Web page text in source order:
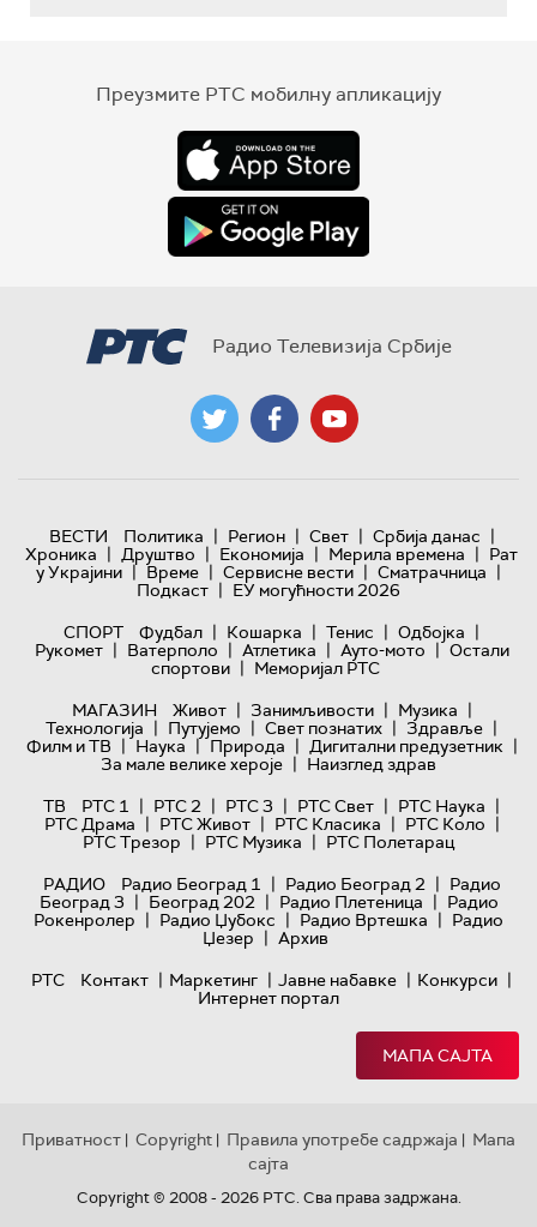
Преузмите РТС мобилну апликацију
Радио Телевизија Србије
ВЕСТИ Политика | Регион | Свет | Србија данас |
Хроника | Друштво | Економија | Мерила времена | Рат
у Украјини | Време | Сервисне вести | Сматрачница |
Подкаст | ЕУ могућности 2026
СПОРТ
Фудбал | Кошарка | Тенис | Одбојка |
Рукомет | Ватерполо | Атлетика | Ауто-мото | Остали
спортови | Меморијал РТС
МАГАЗИН
Живот | Занимљивости | Музика |
Технологијa | Путујемо | Свет познатих | Здравље |
Филм и ТВ | Наука | Природа | Дигитални предузетник |
За мале велике хероје | Наизглед здрав
ТВ
РТС 1 | РТС 2 | РТС 3 | РТС Свет | РТС Наука |
РТС Драма | РТС Живот | РТС Класика | РТС Коло |
РТС Трезор | РТС Музика | РТС Полетарац
РАДИО
Радио Београд 1 | Радио Београд 2 | Радио
Београд 3 | Београд 202 | Радио Плетеница | Радио
Рокенролер | Радио Џубокс | Радио Вртешка | Радио
Џезер | Архив
РТС
Контакт | Маркетинг | Јавне набавке | Конкурси |
Интернет портал
МАПА САЈТА
Приватност | Copyright | Правила употребе садржаја | Мапа
сајта
Copyright © 2008 - 2026 РТС. Сва права задржана.